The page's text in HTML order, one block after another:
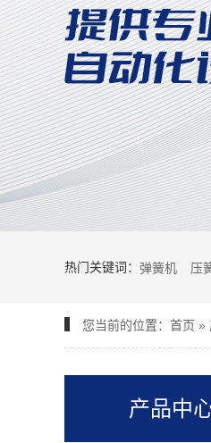
热门关键词： 弹簧机 压
您当前的位置： 首页 »
产品中